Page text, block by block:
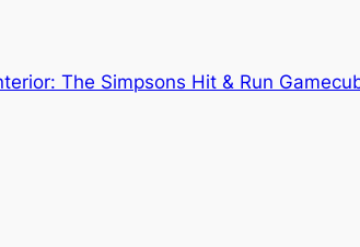
The Simpsons Hit & Run